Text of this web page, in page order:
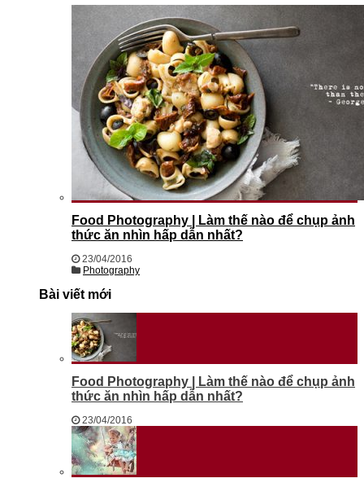
Food Photography | Làm thế nào để chụp ảnh
thức ăn nhìn hấp dẫn nhất?
23/04/2016
Photography
Bài viết mới
Food Photography | Làm thế nào để chụp ảnh
thức ăn nhìn hấp dẫn nhất?
23/04/2016